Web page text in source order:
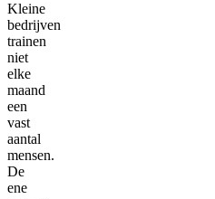
Kleine
bedrijven
trainen
niet
elke
maand
een
vast
aantal
mensen.
De
ene